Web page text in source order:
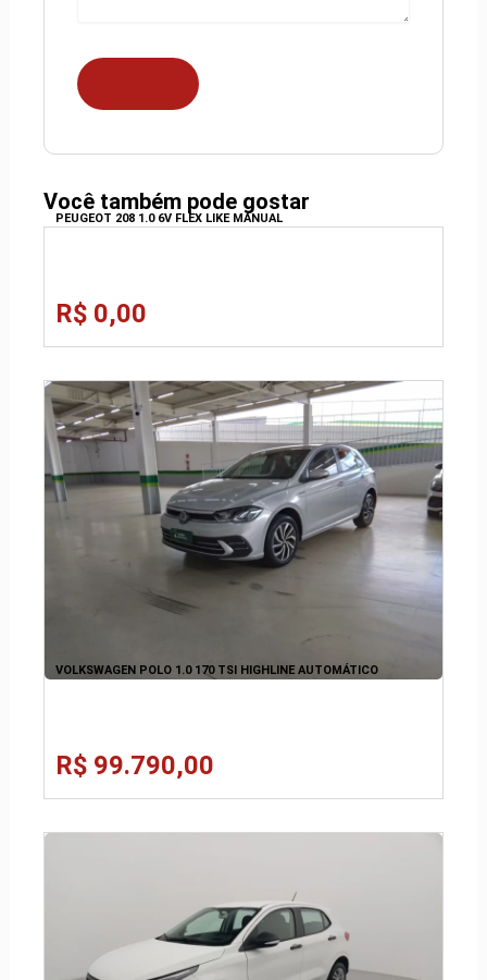
Você também pode gostar
PEUGEOT 208 1.0 6V FLEX LIKE MANUAL
R$ 0,00
VOLKSWAGEN POLO 1.0 170 TSI HIGHLINE AUTOMÁTICO
R$ 99.790,00